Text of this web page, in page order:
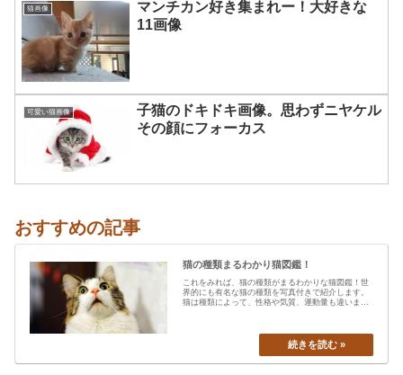
猫画像
マンチカン好き集まれー！大好きな
11画像
可愛い猫画像
子猫のドキドキ画像。思わずニヤケル
その顔にフォーカス
おすすめの記事
猫の種類まるわかり猫図鑑！
これをみれば、猫の種類がまるわかりな猫図鑑！世
界的にも有名な猫の種類を写真付きで紹介します。
猫は種類によって、性格や気質、運動量も違います